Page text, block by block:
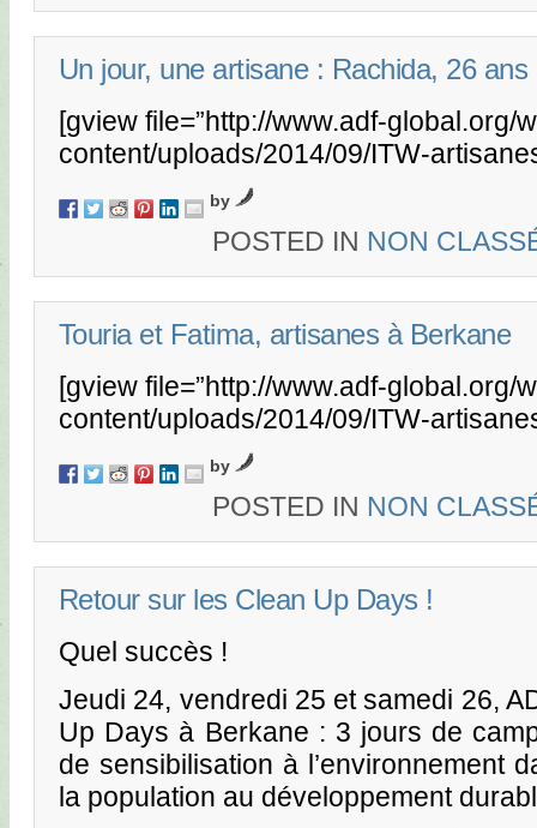
Un jour, une artisane : Rachida, 26 ans
[gview file=”http://www.adf-global.org/
content/uploads/2014/09/ITW-
by
POSTED IN NON
Touria et Fatima, artisanes à Berkane
[gview file=”http://www.adf-global.org/
content/uploads/2014/09/ITW-
by
POSTED IN NON
Retour sur les Clean Up Days !
Quel succès !
Jeudi 24, vendredi 25 et samedi 26,
Up Days à Berkane : 3 jours de
de sensibilisation à l’environnement
la population au développement